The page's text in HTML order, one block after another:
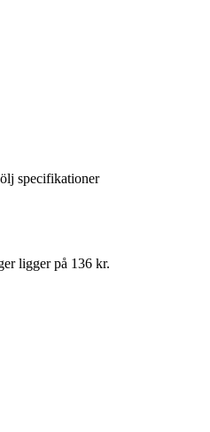
specifikationer
ligger på 136 kr.